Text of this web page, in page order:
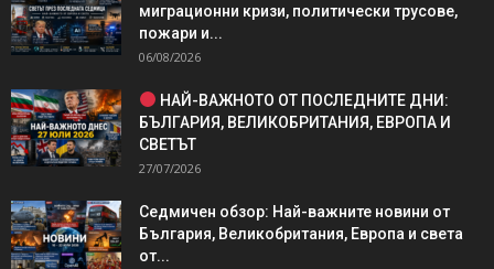
миграционни кризи, политически трусове,
пожари и...
06/08/2026
НАЙ-ВАЖНОТО ОТ ПОСЛЕДНИТЕ ДНИ:
БЪЛГАРИЯ, ВЕЛИКОБРИТАНИЯ, ЕВРОПА И
СВЕТЪТ
27/07/2026
Седмичен обзор: Най-важните новини от
България, Великобритания, Европа и света
от...